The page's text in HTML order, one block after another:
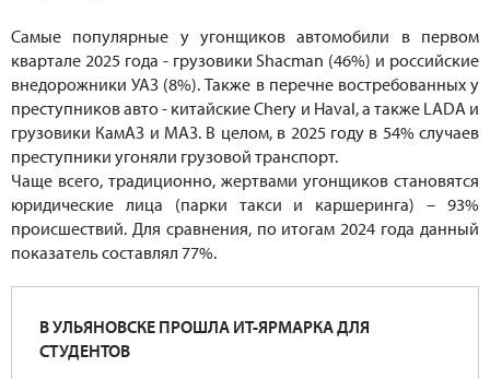
Самые популярные у угонщиков автомобили в первом
квартале 2025 года - грузовики Shacman (46%) и российские
внедорожники УАЗ (8%). Также в перечне востребованных у
преступников авто - китайские Chery и Haval, а также LADA и
грузовики КамАЗ и МАЗ. В целом, в 2025 году в 54% случаев
преступники угоняли грузовой транспорт.
Чаще всего, традиционно, жертвами угонщиков становятся
юридические лица (парки такси и каршеринга) – 93%
происшествий. Для сравнения, по итогам 2024 года данный
показатель составлял 77%.
В УЛЬЯНОВСКЕ ПРОШЛА ИТ-ЯРМАРКА ДЛЯ
СТУДЕНТОВ